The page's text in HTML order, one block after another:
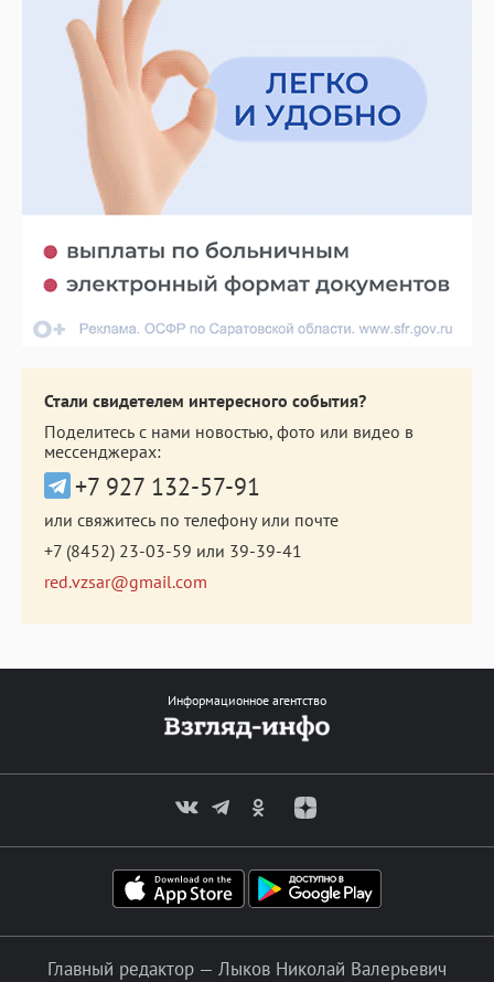
Стали свидетелем интересного события?
Поделитесь с нами новостью, фото или видео в
мессенджерах:
+7 927 132-57-91
или свяжитесь по телефону или почте
+7 (8452) 23-03-59 или 39-39-41
red.vzsar@gmail.com
Информационное агентство
Главный редактор — Лыков Николай Валерьевич